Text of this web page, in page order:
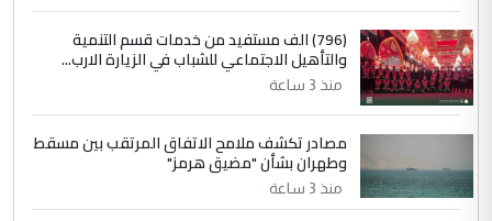
سردار
التعليق : واحد من عصابة علي ماما يسقط
جنسية الرافد الثالث للعراق ومن اصول عريقة
ابا فرات ...
الجواهري يرد على صدام حسين سل
مضجعيك يابن الزنا (نص كامل)
(796) الف مستفيد من خدمات قسم التنمية
والتأهيل الاجتماعي للشباب في الزيارة الارب...
منذ 3 ساعة
مصادر تكشف ملامح الاتفاق المرتقب بين مسقط
وطهران بشأن "مضيق هرمز"
منذ 3 ساعة